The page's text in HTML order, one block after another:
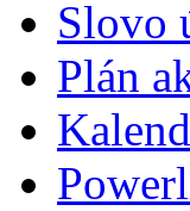
Slovo
Plán